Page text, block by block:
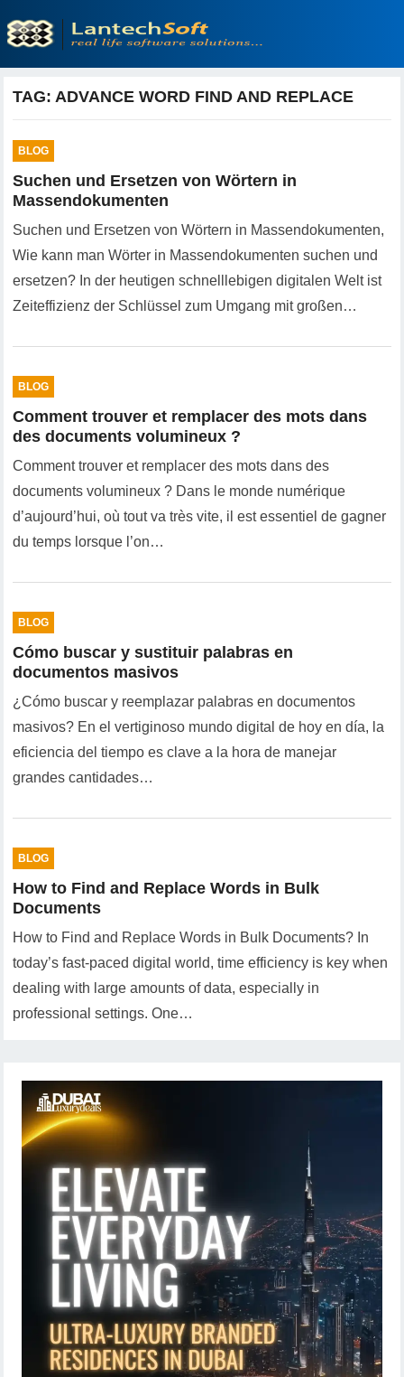
TAG:ADVANCE WORD FIND AND REPLACE
BLOG
Suchen und Ersetzen von Wörtern in
Massendokumenten
Suchen und Ersetzen von Wörtern in Massendokumenten,
Wie kann man Wörter in Massendokumenten suchen und
ersetzen? In der heutigen schnelllebigen digitalen Welt ist
Zeiteffizienz der Schlüssel zum Umgang mit großen…
BLOG
Comment trouver et remplacer des mots dans
des documents volumineux ?
Comment trouver et remplacer des mots dans des
documents volumineux ? Dans le monde numérique
d’aujourd’hui, où tout va très vite, il est essentiel de gagner
du temps lorsque l’on…
BLOG
Cómo buscar y sustituir palabras en
documentos masivos
¿Cómo buscar y reemplazar palabras en documentos
masivos? En el vertiginoso mundo digital de hoy en día, la
eficiencia del tiempo es clave a la hora de manejar
grandes cantidades…
BLOG
How to Find and Replace Words in Bulk
Documents
How to Find and Replace Words in Bulk Documents? In
today’s fast-paced digital world, time efficiency is key when
dealing with large amounts of data, especially in
professional settings. One…